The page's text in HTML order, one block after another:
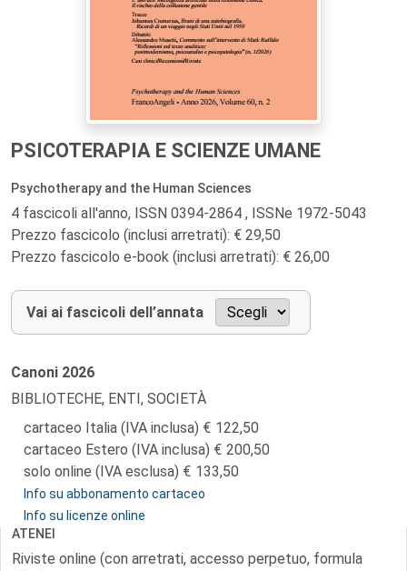
PSICOTERAPIA E SCIENZE UMANE
Psychotherapy and the Human Sciences
4 fascicoli all'anno, ISSN 0394-2864 , ISSNe 1972-5043
Prezzo fascicolo (inclusi arretrati): € 29,50
Prezzo fascicolo e-book (inclusi arretrati): € 26,00
Vai ai fascicoli dell’annata
Canoni 2026
BIBLIOTECHE, ENTI, SOCIETÀ
cartaceo Italia (IVA inclusa)
122,50
cartaceo Estero (IVA inclusa)
200,50
solo online (IVA esclusa)
133,50
Info su abbonamento cartaceo
Info su licenze online
ATENEI
Riviste online (con arretrati, accesso perpetuo, formula